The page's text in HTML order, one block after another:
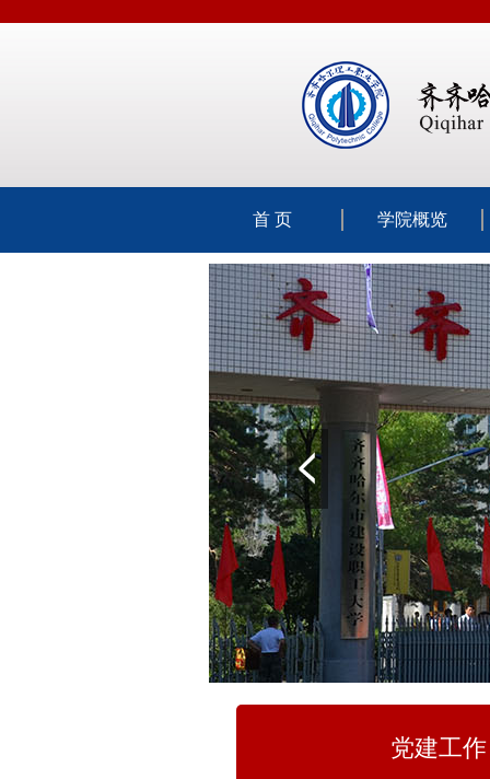
首 页 学院概览
党建工作